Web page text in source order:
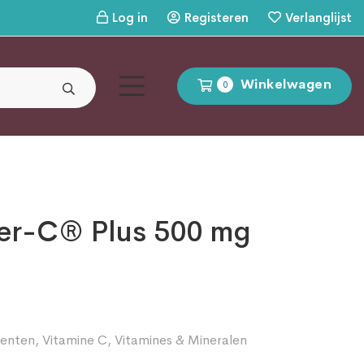
Log in Registeren Verlanglijst
0 Winkelwagen
C® Plus 500 mg
, Vitamine C, Vitamines & Mineralen